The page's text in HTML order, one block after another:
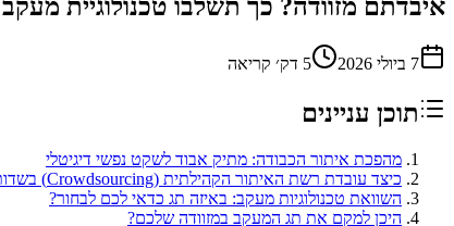
איבדתם מזוודה? כך תשלבו טכנולוגיית
7 ביולי 2026 5 דק׳ קריאה
תוכן עניינים
מהפכת איתור הכבודה: מתיק אבוד לשקט נפשי דיגיטלי
כיצד עובדת רשת האיתור הקהילתית (Crowdsourcing) בשדות תעופה?
השוואת טכנולוגיות מעקב: באיזה תג כדאי לכם לבחור?
היכן למקם את תג המעקב במזוודה שלכם?